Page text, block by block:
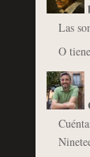
Las
O